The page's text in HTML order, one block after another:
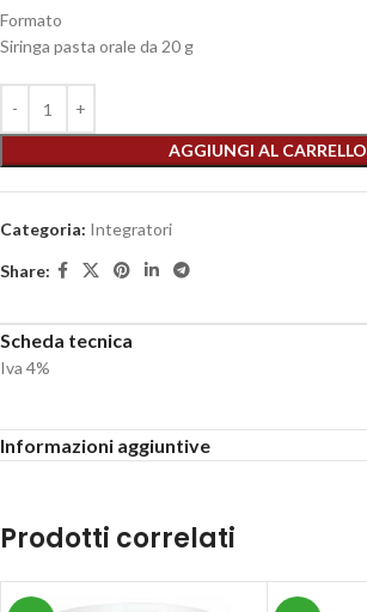
Formato
Siringa pasta orale da 20 g
AGGIUNGI AL CARRELLO
Categoria: Integratori
Share:
Scheda tecnica
Iva 4%
Informazioni aggiuntive
Prodotti correlati